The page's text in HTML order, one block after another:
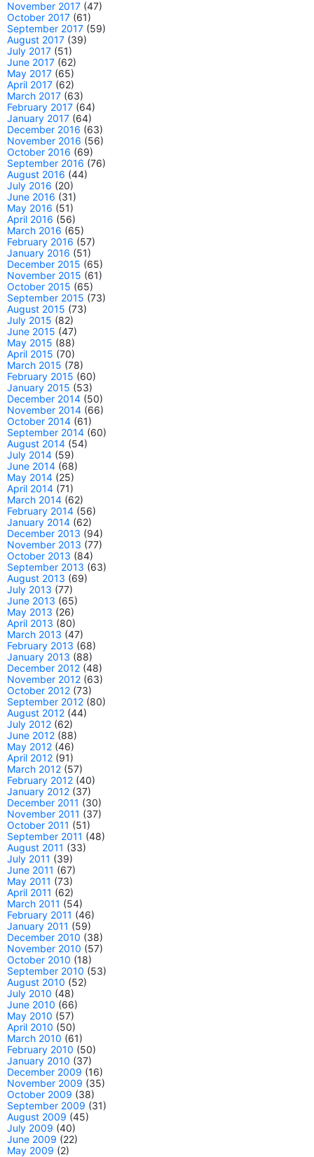
November 2017 (47)
October 2017 (61)
September 2017 (59)
August 2017 (39)
July 2017 (51)
June 2017 (62)
May 2017 (65)
April 2017 (62)
March 2017 (63)
February 2017 (64)
January 2017 (64)
December 2016 (63)
November 2016 (56)
October 2016 (69)
September 2016 (76)
August 2016 (44)
July 2016 (20)
June 2016 (31)
May 2016 (51)
April 2016 (56)
March 2016 (65)
February 2016 (57)
January 2016 (51)
December 2015 (65)
November 2015 (61)
October 2015 (65)
September 2015 (73)
August 2015 (73)
July 2015 (82)
June 2015 (47)
May 2015 (88)
April 2015 (70)
March 2015 (78)
February 2015 (60)
January 2015 (53)
December 2014 (50)
November 2014 (66)
October 2014 (61)
September 2014 (60)
August 2014 (54)
July 2014 (59)
June 2014 (68)
May 2014 (25)
April 2014 (71)
March 2014 (62)
February 2014 (56)
January 2014 (62)
December 2013 (94)
November 2013 (77)
October 2013 (84)
September 2013 (63)
August 2013 (69)
July 2013 (77)
June 2013 (65)
May 2013 (26)
April 2013 (80)
March 2013 (47)
February 2013 (68)
January 2013 (88)
December 2012 (48)
November 2012 (63)
October 2012 (73)
September 2012 (80)
August 2012 (44)
July 2012 (62)
June 2012 (88)
May 2012 (46)
April 2012 (91)
March 2012 (57)
February 2012 (40)
January 2012 (37)
December 2011 (30)
November 2011 (37)
October 2011 (51)
September 2011 (48)
August 2011 (33)
July 2011 (39)
June 2011 (67)
May 2011 (73)
April 2011 (62)
March 2011 (54)
February 2011 (46)
January 2011 (59)
December 2010 (38)
November 2010 (57)
October 2010 (18)
September 2010 (53)
August 2010 (52)
July 2010 (48)
June 2010 (66)
May 2010 (57)
April 2010 (50)
March 2010 (61)
February 2010 (50)
January 2010 (37)
December 2009 (16)
November 2009 (35)
October 2009 (38)
September 2009 (31)
August 2009 (45)
July 2009 (40)
June 2009 (22)
May 2009 (2)